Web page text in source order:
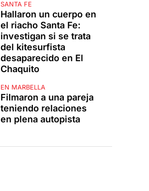
SANTA FE
Hallaron un cuerpo en
el riacho Santa Fe:
investigan si se trata
del kitesurfista
desaparecido en El
Chaquito
EN MARBELLA
Filmaron a una pareja
teniendo relaciones
en plena autopista